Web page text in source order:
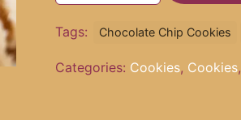
מפנקות,
10
Tags: Chocolate Chip Cookies
Categories: Cookies, Cookies,